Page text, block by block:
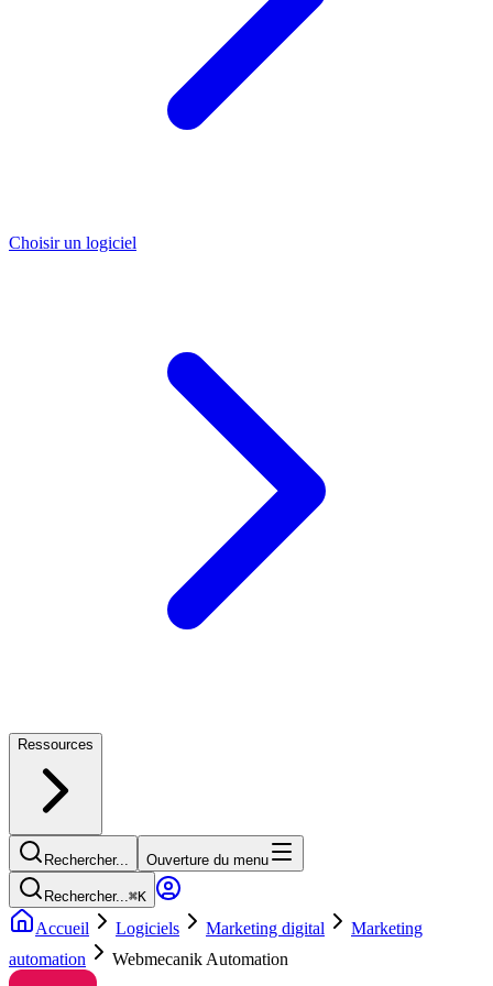
Choisir un logiciel
Ressources
Rechercher... Ouverture du menu
Rechercher...⌘K
Accueil Logiciels Marketing digital
Marketing
automation
Webmecanik Automation